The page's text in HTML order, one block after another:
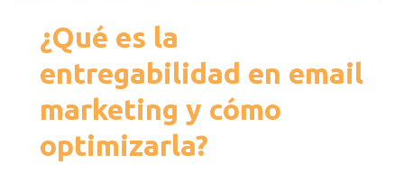
¿Qué es la
entregabilidad en email
marketing y cómo
optimizarla?